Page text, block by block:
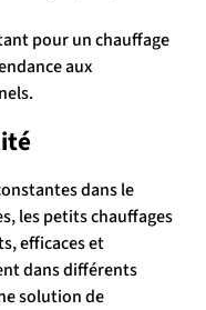
pour un chauffage
aux
dans le
les petits chauffages
efficaces et
dans différents
solution de